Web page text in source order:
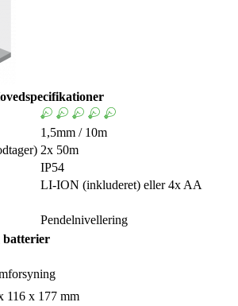
1,5mm / 10m
2x 50m
IP54
LI-ION (inkluderet) eller 4x AA
Pendelnivellering
batterier
116 x 177 mm